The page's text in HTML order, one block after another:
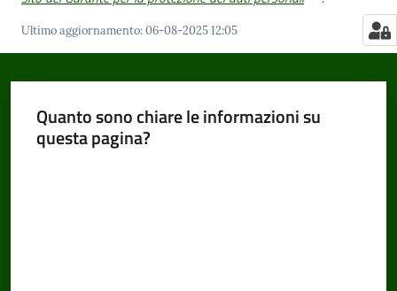
Ultimo aggiornamento:06-08-2025 12:05
Quanto sono chiare le informazioni su
questa pagina?